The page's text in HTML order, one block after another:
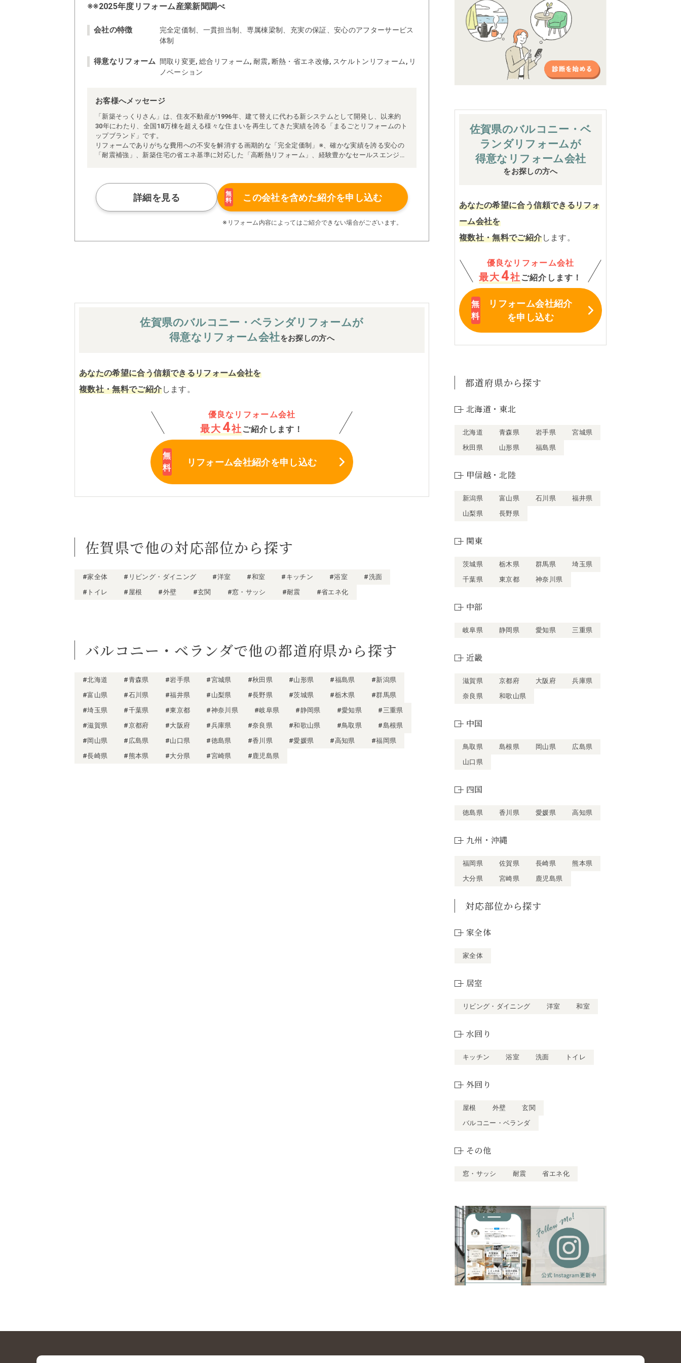
※※2025年度リフォーム産業新聞調べ
会社の特徴
完全定価制、一貫担当制、専属棟梁制、充実の保証、安心のアフターサービス
体制
得意なリフォーム
間取り変更, 総合リフォーム, 耐震, 断熱・省エネ改修, スケルトンリフォーム, リ
ノベーション
お客様へメッセージ
「新築そっくりさん」は、住友不動産が1996年、建て替えに代わる新システムとして開発し、以来約
30年にわたり、全国18万棟を超える様々な住まいを再生してきた実績を誇る「まるごとリフォームのト
ップブランド」です。
リフォームでありがちな費用への不安を解消する画期的な「完全定価制」※、確かな実績を誇る安心の
「耐震補強」、新築住宅の省エネ基準に対応した「高断熱リフォーム」、経験豊かなセールスエンジニ
られた充実の施工マニュアルや検査体制により高い施工品質を実現。
さらに、住友不動産のリフォームならではの充実の保証、アフターサービス体制で工事後も安心です。
ぜひ、あなたの大切なお住まいの再生を私たちにお任せください！
※お客様のご要望による工事内容変更がない限り着工後の追加費用はありません。
詳細を見る
無
料
この会社を含めた紹介を申し込む
※リフォーム内容によってはご紹介できない場合がございます。
佐賀県のバルコニー・ベランダリフォームが
得意なリフォーム会社をお探しの方へ
あなたの希望に合う信頼できるリフォーム会社を
複数社・無料でご紹介します。
優良なリフォーム会社
最大 4社 ご紹介します！
リフォーム会社紹介を申し込む
佐賀県で他の対応部位から探す
#家全体 #リビング・ダイニング #洋室 #和室 #キッチン #浴室
#洗面
#トイレ
#屋根 #外壁 #玄関 #窓・サッシ #耐震 #省エネ化
バルコニー・ベランダで他の都道府県から探す
#北海道 #青森県 #岩手県 #宮城県 #秋田県 #山形県 #福島県
#新潟県
#富山県
#石川県 #福井県 #山梨県 #長野県 #茨城県 #栃木県
#群馬県
#埼玉県
#千葉県 #東京都 #神奈川県 #岐阜県 #静岡県 #愛知県
#三重県
#滋賀県
#京都府 #大阪府 #兵庫県 #奈良県 #和歌山県 #鳥取県
#島根県
#岡山県
#広島県 #山口県 #徳島県 #香川県 #愛媛県 #高知県
#福岡県
#長崎県
#熊本県 #大分県 #宮崎県 #鹿児島県
佐賀県のバルコニー・ベ
ランダリフォームが
得意なリフォーム会社
をお探しの方へ
あなたの希望に合う信頼できるリフォ
ーム会社を
複数社・無料でご紹介します。
優良なリフォーム会社
最大 4社 ご紹介します！
リフォーム会社紹介
を申し込む
都道府県から探す
北海道・東北
北海道 青森県 岩手県
宮城県
秋田県
山形県 福島県
甲信越・北陸
新潟県 富山県 石川県
福井県
山梨県
長野県
関東
茨城県 栃木県 群馬県
埼玉県
千葉県
東京都 神奈川県
中部
岐阜県 静岡県 愛知県 三重県
近畿
滋賀県 京都府 大阪府
兵庫県
奈良県
和歌山県
中国
鳥取県 島根県 岡山県
広島県
山口県
四国
徳島県 香川県 愛媛県 高知県
九州・沖縄
福岡県 佐賀県 長崎県
熊本県
大分県
宮崎県 鹿児島県
対応部位から探す
家全体
家全体
居室
リビング・ダイニング 洋室 和室
水回り
キッチン 浴室 洗面 トイレ
外回り
屋根 外壁
玄関
バルコニー・ベランダ
その他
窓・サッシ 耐震 省エネ化